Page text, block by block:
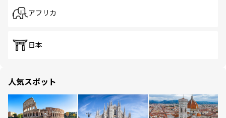
アフリカ
日本
人気スポット